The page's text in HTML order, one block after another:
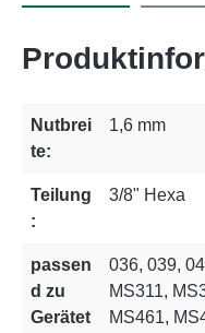
Nutbrei
te:
1,6 mm
Teilung
:
3/8" Hexa
passen
d zu
Gerätet
036, 039,
MS311,
MS461,